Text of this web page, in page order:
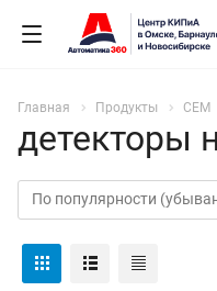
Главная Продукты СЕМ
детекторы